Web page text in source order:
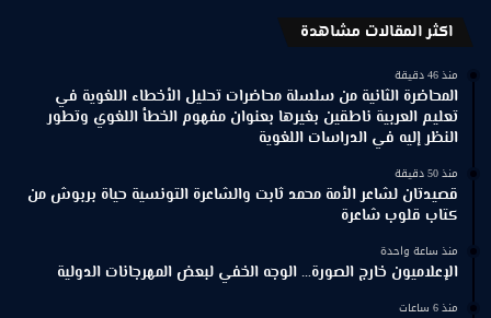
اكثر المقالات مشاهدة
منذ 46 دقيقة
المحاضرة الثانية من سلسلة محاضرات تحليل الأخطاء اللغوية في
تعليم العربية ناطقين بغيرها بعنوان مفهوم الخطأ اللغوي وتطور
النظر إليه في الدراسات اللغوية
منذ 50 دقيقة
قصيدتان لشاعر الأمة محمد ثابت والشاعرة التونسية حياة بربوش من
كتاب قلوب شاعرة
منذ ساعة واحدة
الإعلاميون خارج الصورة… الوجه الخفي لبعض المهرجانات الدولية
منذ 6 ساعات